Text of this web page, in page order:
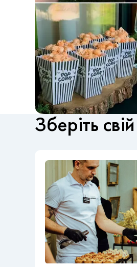
Зберіть